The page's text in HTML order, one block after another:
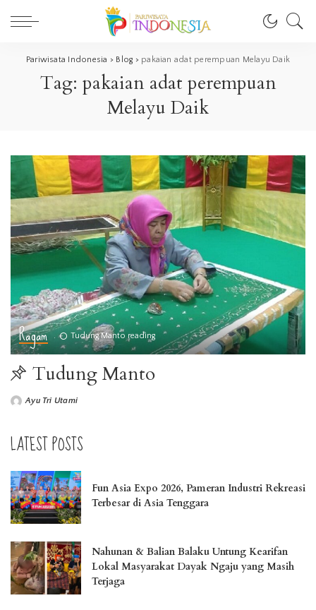
Pariwisata Indonesia > Blog > pakaian adat perempuan Melayu Daik
Tag: pakaian adat perempuan
Melayu Daik
Ragam Tudung Manto reading
Tudung Manto
Ayu Tri Utami
LATEST POSTS
Fun Asia Expo 2026, Pameran Industri Rekreasi
Terbesar di Asia Tenggara
Nahunan & Balian Balaku Untung Kearifan
Lokal Masyarakat Dayak Ngaju yang Masih
Terjaga